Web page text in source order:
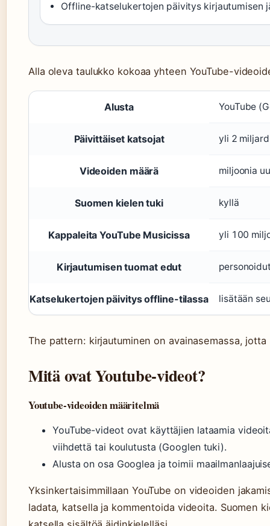
Offline-katselukertojen päivitys kirjautumisen
Alla oleva taulukko kokoaa yhteen YouTube-
YouTube-videoiden perustiedot
Alusta YouTube
Päivittäiset katsojat yli 2
Videoiden määrä miljoonia
Suomen kielen tuki kyllä
Kappaleita YouTube Musicissa yli 100
Kirjautumisen tuomat edut
Katselukertojen päivitys offline-tilassa lisätään
The pattern: kirjautuminen on avainasemassa,
Mitä ovat Youtube-videot?
Youtube-videoiden määritelmä
YouTube-videot ovat käyttäjien lataamia
viihdettä tai koulutusta (Googlen tuki).
Alusta on osa Googlea ja toimii
Yksinkertaisimmillaan YouTube on videoiden
ladata, katsella ja kommentoida videoita. Suomen